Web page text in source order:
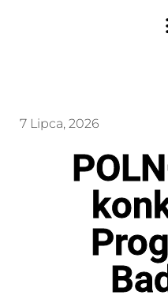
7 Lipca, 2026